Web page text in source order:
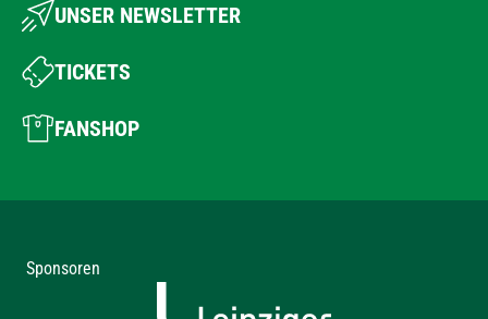
UNSER NEWSLETTER
TICKETS
FANSHOP
Sponsoren